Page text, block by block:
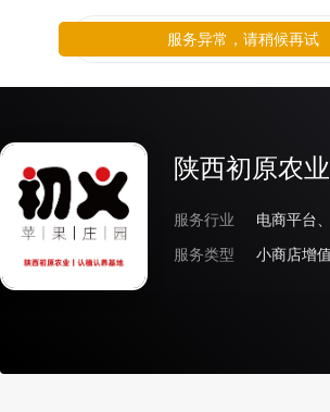
陕西初原农
服务行业
电商平台
服务类型
小商店增
服务异常，请稍候再试